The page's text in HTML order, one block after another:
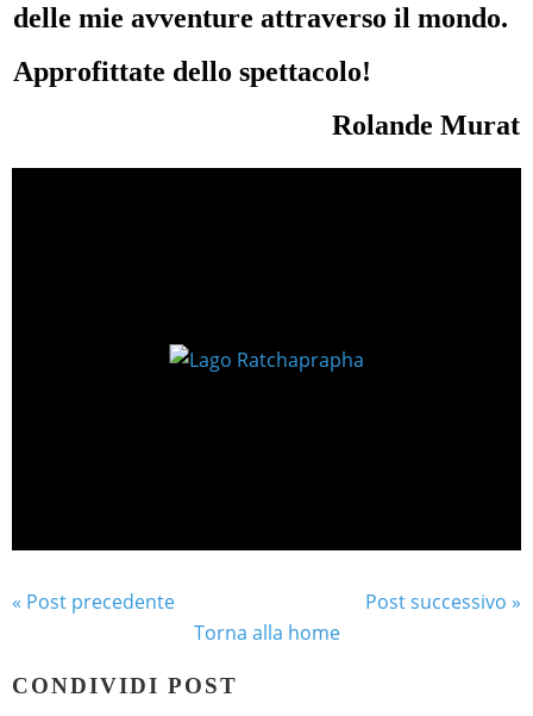
delle mie avventure attraverso il mondo.
Approfittate dello spettacolo!
Rolande Murat
« Post precedente
Post successivo »
Torna alla home
CONDIVIDI POST